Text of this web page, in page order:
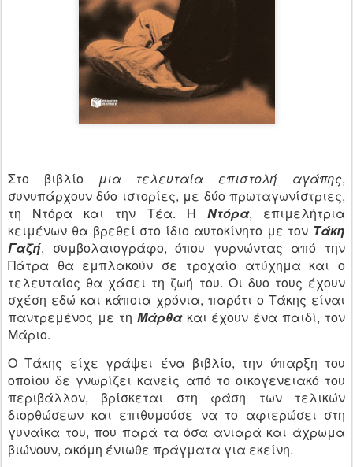
Στο βιβλίο μια τελευταία επιστολή αγάπης,
συνυπάρχουν δύο ιστορίες, με δύο πρωταγωνίστριες,
τη Ντόρα και την Τέα. Η Ντόρα, επιμελήτρια
κειμένων θα βρεθεί στο ίδιο αυτοκίνητο με τον Τάκη
Γαζή, συμβολαιογράφο, όπου γυρνώντας από την
Πάτρα θα εμπλακούν σε τροχαίο ατύχημα και ο
τελευταίος θα χάσει τη ζωή του. Οι δυο τους έχουν
σχέση εδώ και κάποια χρόνια, παρότι ο Τάκης είναι
παντρεμένος με τη Μάρθακαι έχουν ένα παιδί, τον
Μάριο.
Ο Τάκης είχε γράψει ένα βιβλίο, την ύπαρξη του
οποίου δε γνωρίζει κανείς από το οικογενειακό του
περιβάλλον, βρίσκεται στη φάση των τελικών
διορθώσεων και επιθυμούσε να το αφιερώσει στη
γυναίκα του, που παρά τα όσα ανιαρά και άχρωμα
βιώνουν, ακόμη ένιωθε πράγματα για εκείνη.